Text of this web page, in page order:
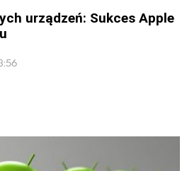
urządzeń: Sukces Apple